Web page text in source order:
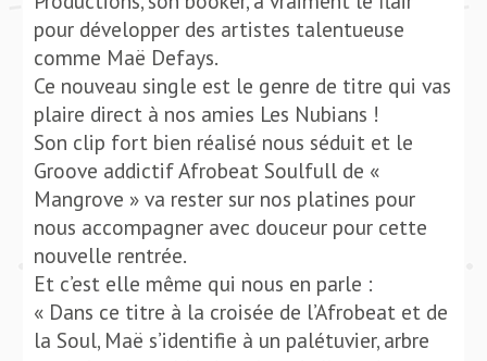
pour développer des artistes talentueuse
comme Maë Defays.
Ce nouveau single est le genre de titre qui vas
plaire direct à nos amies Les Nubians !
Son clip fort bien réalisé nous séduit et le
Groove addictif Afrobeat Soulfull de «
Mangrove » va rester sur nos platines pour
nous accompagner avec douceur pour cette
nouvelle rentrée.
Et c’est elle même qui nous en parle :
« Dans ce titre à la croisée de l’Afrobeat et de
la Soul, Maë s’identifie à un palétuvier, arbre